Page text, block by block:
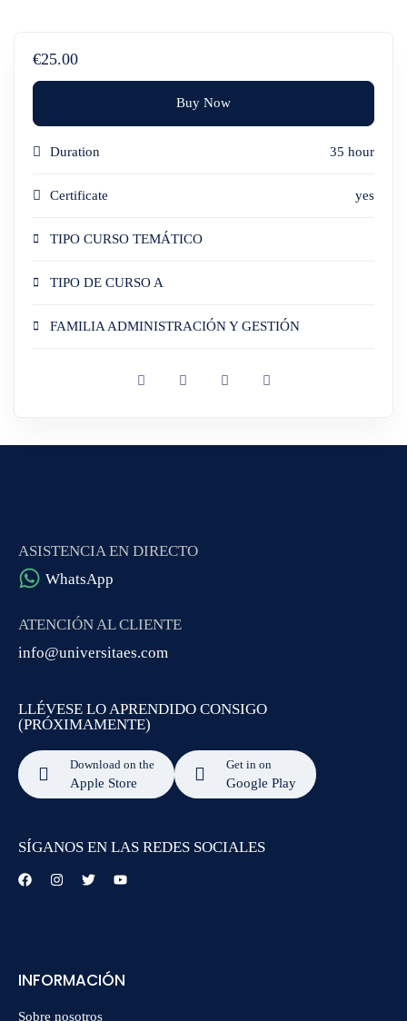
€25.00
Buy Now
Duration 35 hour
Certificate yes
TIPO CURSO TEMÁTICO
TIPO DE CURSO A
FAMILIA ADMINISTRACIÓN Y GESTIÓN
INFORMACIÓN
Sobre nosotros
ASISTENCIA EN DIRECTO
WhatsApp
ATENCIÓN AL CLIENTE
info@universitaes.com
LLÉVESE LO APRENDIDO CONSIGO
(PRÓXIMAMENTE)
Download on the
Apple Store
Get in on
Google Play
SÍGANOS EN LAS REDES SOCIALES